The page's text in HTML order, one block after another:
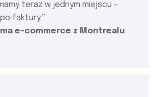
teraz w jednym miejscu –
faktury.”
e-commerce z Montrealu